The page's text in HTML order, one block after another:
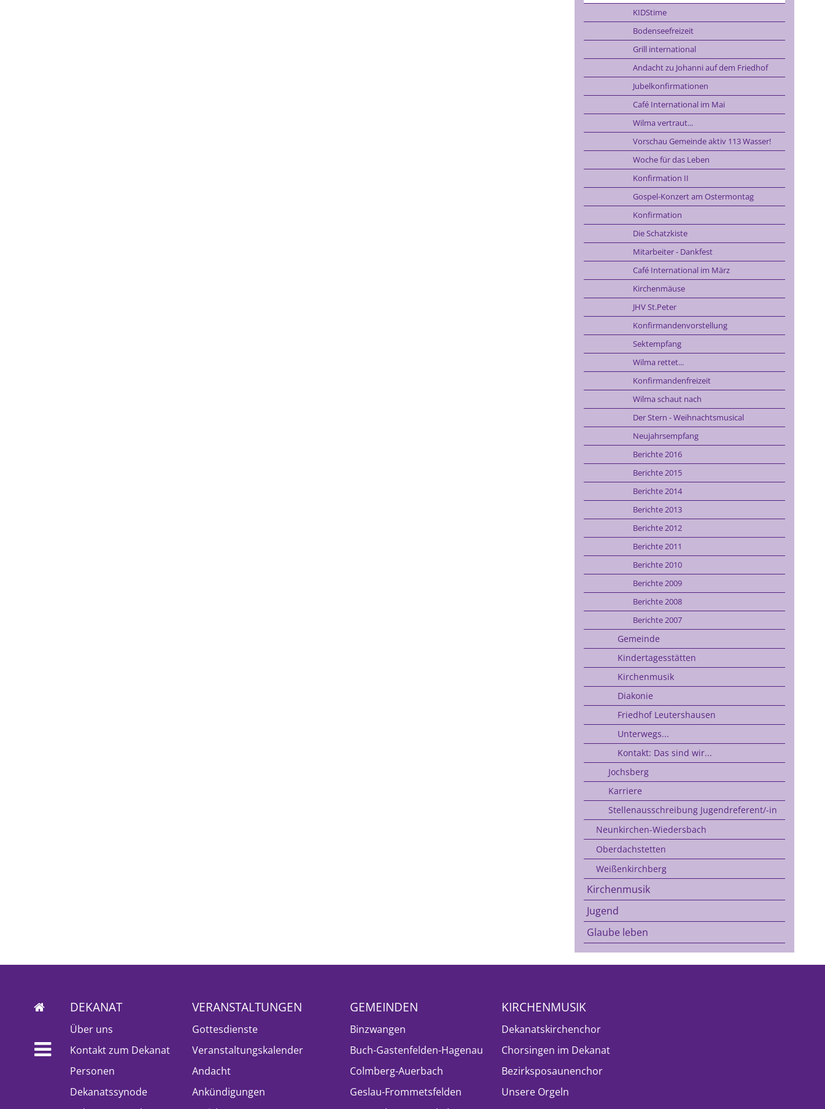
KIDStime
Bodenseefreizeit
Grill international
Andacht zu Johanni auf dem Friedhof
Jubelkonfirmationen
Café International im Mai
Wilma vertraut...
Vorschau Gemeinde aktiv 113 Wasser!
Woche für das Leben
Konfirmation II
Gospel-Konzert am Ostermontag
Konfirmation
Die Schatzkiste
Mitarbeiter - Dankfest
Café International im März
Kirchenmäuse
JHV St.Peter
Konfirmandenvorstellung
Sektempfang
Wilma rettet...
Konfirmandenfreizeit
Wilma schaut nach
Der Stern - Weihnachtsmusical
Neujahrsempfang
Berichte 2016
Berichte 2015
Berichte 2014
Berichte 2013
Berichte 2012
Berichte 2011
Berichte 2010
Berichte 2009
Berichte 2008
Berichte 2007
Gemeinde
Kindertagesstätten
Kirchenmusik
Diakonie
Friedhof Leutershausen
Unterwegs...
Kontakt: Das sind wir...
Jochsberg
Karriere
Stellenausschreibung Jugendreferent/-in
Neunkirchen-Wiedersbach
Oberdachstetten
Weißenkirchberg
Kirchenmusik
Jugend
Glaube leben
DEKANAT
Über uns
Kontakt zum Dekanat
Personen
Dekanatssynode
VERANSTALTUNGEN
Gottesdienste
Veranstaltungskalender
Andacht
Ankündigungen
GEMEINDEN
Binzwangen
Buch-Gastenfelden-Hagenau
Colmberg-Auerbach
Geslau-Frommetsfelden
KIRCHENMUSIK
Dekanatskirchenchor
Chorsingen im Dekanat
Bezirksposaunenchor
Unsere Orgeln